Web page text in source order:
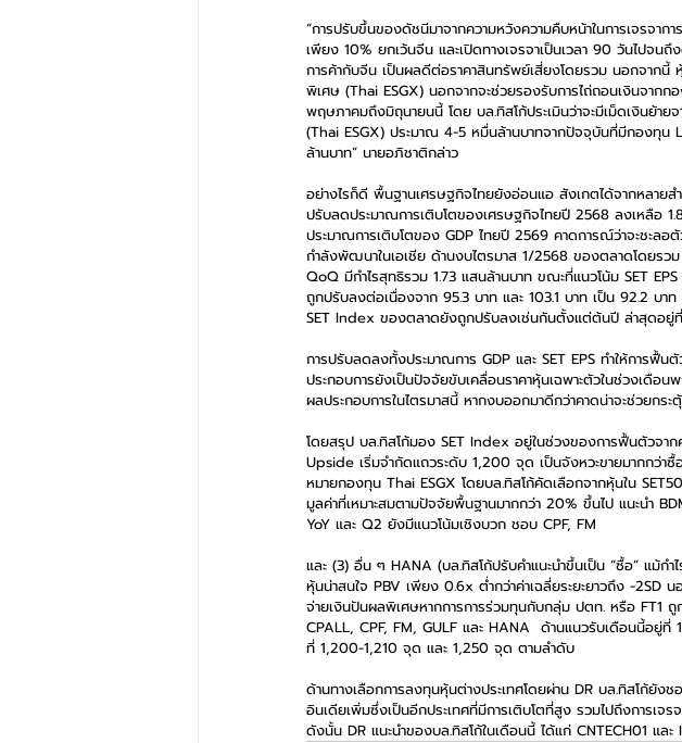
“การปรับขึ้นของดัชนีมาจากความหวังความคืบหน้าในการเจรจาก
เพียง 10% ยกเว้นจีน และเปิดทางเจรจาเป็นเวลา 90 วันไปจ
การค้ากับจีน เป็นผลดีต่อราคาสินทรัพย์เสี่ยงโดยรวม นอกจาก
พิเศษ (Thai ESGX) นอกจากจะช่วยรองรับการไถ่ถอนเงินจากก
พฤษภาคมถึงมิถุนายนนี้ โดย บล.ทิสโก้ประเมินว่าจะมีเม็ดเงินย้า
(Thai ESGX) ประมาณ 4-5 หมื่นล้านบาทจากปัจจุบันที่มีกองทุน
ล้านบาท” นายอภิชาติกล่าว
อย่างไรก็ดี พื้นฐานเศรษฐกิจไทยยังอ่อนแอ สังเกตได้จากหลาย
ปรับลดประมาณการเติบโตของเศรษฐกิจไทยปี 2568 ลงเหลือ
ประมาณการเติบโตของ GDP ไทยปี 2569 คาดการณ์ว่าจะชะลอ
กำลังพัฒนาในเอเชีย ด้านงบไตรมาส 1/2568 ของตลาดโดยร
QoQ มีกำไรสุทธิรวม 1.73 แสนล้านบาท ขณะที่แนวโน้ม SET
ถูกปรับลงต่อเนื่องจาก 95.3 บาท และ 103.1 บาท เป็น 92.2 บา
SET Index ของตลาดยังถูกปรับลงเช่นกันตั้งแต่ต้นปี ล่าสุดอยู่
การปรับลดลงทั้งประมาณการ GDP และ SET EPS ทำให้การฟื้
ประกอบการยังเป็นปัจจัยขับเคลื่อนราคาหุ้นเฉพาะตัวในช่วงเดือ
ผลประกอบการในไตรมาสนี้ หากงบออกมาดีกว่าคาดน่าจะช่วยกร
โดยสรุป บล.ทิสโก้มอง SET Index อยู่ในช่วงของการฟื้นตัวจากค
Upside เริ่มจำกัดแถวระดับ 1,200 จุด เป็นจังหวะขายมากกว่า
หมายกองทุน Thai ESGX โดยบล.ทิสโก้คัดเลือกจากหุ้นใน
มูลค่าที่เหมาะสมตามปัจจัยพื้นฐานมากกว่า 20% ขึ้นไป แนะนำ
YoY และ Q2 ยังมีแนวโน้มเชิงบวก ชอบ CPF, FM
และ (3) อื่น ๆ HANA (บล.ทิสโก้ปรับคำแนะนำขึ้นเป็น “ซื้อ” แม้
หุ้นน่าสนใจ PBV เพียง 0.6x ต่ำกว่าค่าเฉลี่ยระยะยาวถึง -2SD
จ่ายเงินปันผลพิเศษหากการการร่วมทุนกับกลุ่ม ปตท. หรือ FT1
CPALL, CPF, FM, GULF และ HANA  ด้านแนวรับเดือนนี้อยู่
ที่ 1,200-1,210 จุด และ 1,250 จุด ตามลำดับ
ด้านทางเลือกการลงทุนหุ้นต่างประเทศโดยผ่าน DR บล.ทิสโก้ยัง
อินเดียเพิ่มซึ่งเป็นอีกประเทศที่มีการเติบโตที่สูง รวมไปถึงการเจ
ดังนั้น DR แนะนำของบล.ทิสโก้ในเดือนนี้ ได้แก่ CNTECH01 และ